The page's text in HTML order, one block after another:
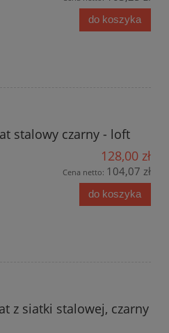
do koszyka
stalowy czarny - loft
128,00 zł
Cena netto: 104,07 zł
do koszyka
z siatki stalowej, czarny